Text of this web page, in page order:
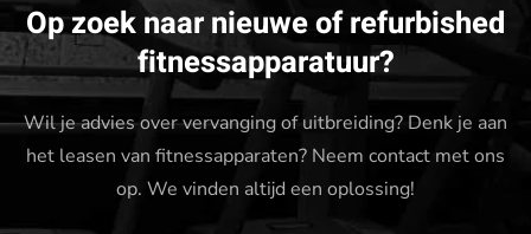
Op zoek naar nieuwe of refurbished
fitnessapparatuur?
Wil je advies over vervanging of uitbreiding? Denk je aan
het leasen van fitnessapparaten? Neem contact met ons
op. We vinden altijd een oplossing!